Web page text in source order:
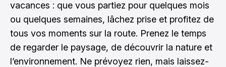
vacances : que vous partiez pour quelques mois
ou quelques semaines, lâchez prise et profitez de
tous vos moments sur la route. Prenez le temps
de regarder le paysage, de découvrir la nature et
l’environnement. Ne prévoyez rien, mais laissez-